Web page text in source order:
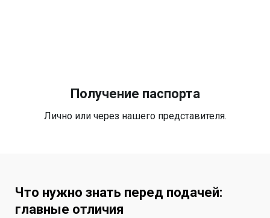
Получение паспорта
Лично или через нашего представителя.
Что нужно знать перед подачей:
главные отличия